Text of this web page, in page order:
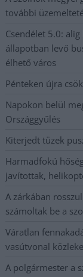
további
Csendélet 5.0:
állapotban levő
élhető város
Pénteken újra
Napokon belül
Országgyűlés
Kiterjedt tüzek
Harmadfokú
javítottak,
A zárkában
számoltak be a
Váratlan
vasútvonal
A polgármester a